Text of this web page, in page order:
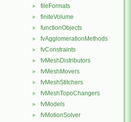
► fileFormats
► finiteVolume
► functionObjects
► fvAgglomerationMethods
► fvConstraints
► fvMeshDistributors
► fvMeshMovers
► fvMeshStitchers
► fvMeshTopoChangers
► fvModels
► fvMotionSolver